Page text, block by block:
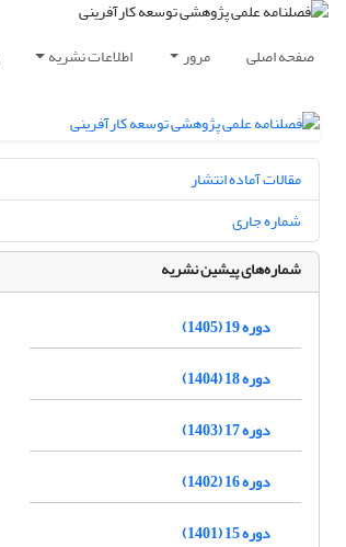
صفحه اصلی مرور اطلاعات نشریه
مقالات آماده انتشار
شماره جاری
شماره‌های پیشین نشریه
دوره 19 (1405)
دوره 18 (1404)
دوره 17 (1403)
دوره 16 (1402)
دوره 15 (1401)